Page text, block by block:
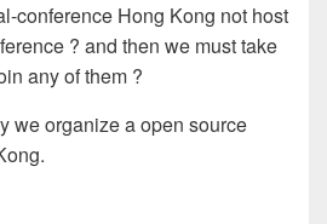
conference Hong Kong not host
? and then we must take
any of them ?
we organize a open source